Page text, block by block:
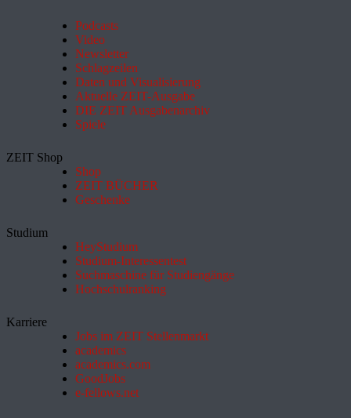
Podcasts
Video
Newsletter
Schlagzeilen
Daten und Visualisierung
Aktuelle ZEIT-Ausgabe
DIE ZEIT Ausgabenarchiv
Spiele
ZEIT Shop
Shop
ZEIT BÜCHER
Geschenke
Studium
HeyStudium
Studium-Interessentest
Suchmaschine für Studiengänge
Hochschulranking
Karriere
Jobs im ZEIT Stellenmarkt
academics
academics.com
GoodJobs
e-fellows.net